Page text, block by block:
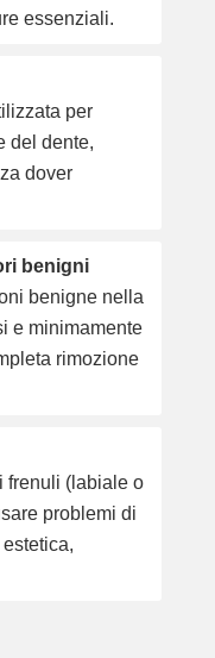
essenziali.
per
del dente,
dover
benigni
benigne nella
e minimamente
rimozione
frenuli (labiale o
problemi di